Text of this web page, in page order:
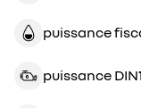
puissance
puissance DIN